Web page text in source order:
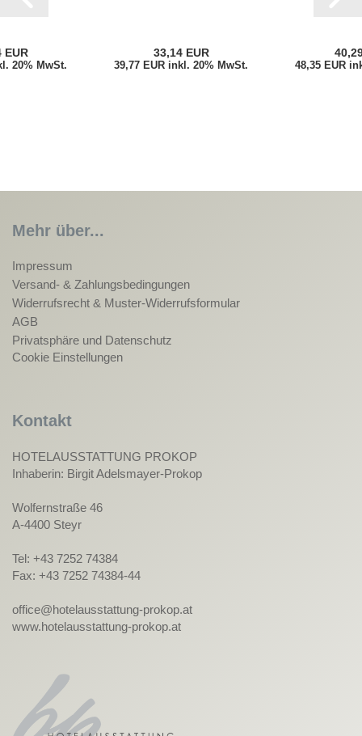
EUR
20% MwSt.
33,14 EUR
39,77 EUR inkl. 20% MwSt. 48,35 EUR
Mehr über...
Impressum
Versand- & Zahlungsbedingungen
Widerrufsrecht & Muster-Widerrufsformular
AGB
Privatsphäre und Datenschutz
Cookie Einstellungen
Kontakt
HOTELAUSSTATTUNG PROKOP
Inhaberin: Birgit Adelsmayer-Prokop
Wolfernstraße 46
A-4400 Steyr
Tel: +43 7252 74384
Fax: +43 7252 74384-44
office@hotelausstattung-prokop.at
www.hotelausstattung-prokop.at